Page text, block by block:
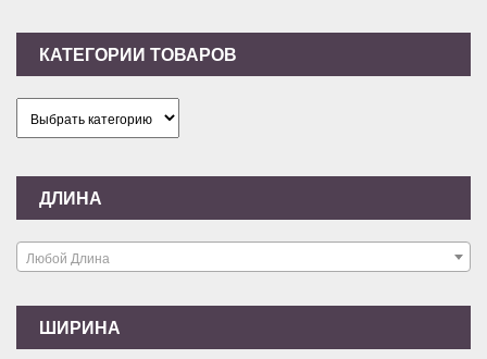
КАТЕГОРИИ ТОВАРОВ
ДЛИНА
Любой Длина
ШИРИНА